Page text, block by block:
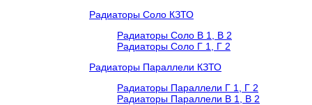
Радиаторы Соло КЗТО
Радиаторы Соло В 1, В 2
Радиаторы Соло Г 1, Г 2
Радиаторы Параллели КЗТО
Радиаторы Параллели Г 1, Г 2
Радиаторы Параллели В 1, В 2